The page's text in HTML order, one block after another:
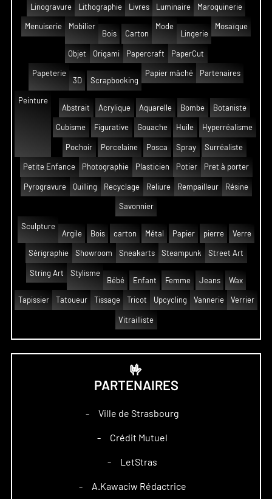
Linogravure Lithographie Livres Luminaire Maroquinerie
Menuiserie
Mobilier
Bois
Carton
Mode
Lingerie
Mosaïque
Objet Origami Papercraft PaperCut
Papeterie
3D
Scrapbooking
Papier mâché Partenaires
Peinture
Abstrait
Acrylique Aquarelle Bombe Botaniste
Cubisme Figurative Gouache Huile Hyperréalisme
Pochoir Porcelaine Posca Spray Surréaliste
Petite Enfance Photographie Plasticien Potier Pret à porter
Pyrogravure Quilling Recyclage Reliure Rempailleur Résine
Savonnier
Sculpture
Argile
Bois carton Métal Papier pierre Verre
Sérigraphie Showroom Sneakarts Steampunk Street Art
String Art
Stylisme
Bébé
Enfant Femme Jeans Wax
Tapissier Tatoueur Tissage Tricot Upcycling Vannerie Verrier
Vitrailliste
🤟
PARTENAIRES
– Ville de Strasbourg
– Crédit Mutuel
– LetStras
– A.Kawaciw Rédactrice